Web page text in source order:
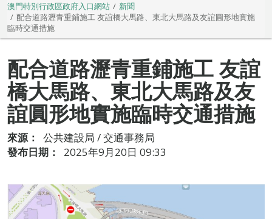
澳門特別行政區政府入口網站
新聞
配合道路瀝青重鋪施工 友誼橋大馬路、東北大馬路及友誼圓形地實施
臨時交通措施
配合道路瀝青重鋪施工 友誼
橋大馬路、東北大馬路及友
誼圓形地實施臨時交通措施
來源：
公共建設局 / 交通事務局
發布日期：
2025年9月20日 09:33